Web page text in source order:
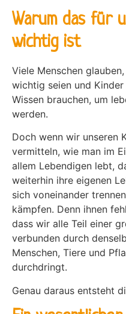
Warum das für
wichtig ist
Viele Menschen
wichtig seien und
Wissen brauchen, um
werden.
Doch wenn wir unseren
vermitteln, wie man im
allem Lebendigen lebt,
weiterhin ihre eigenen
sich voneinander
kämpfen. Denn ihnen
dass wir alle Teil einer
verbunden durch
Menschen, Tiere und
durchdringt.
Genau daraus entsteht